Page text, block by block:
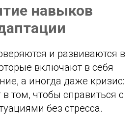
навыков
и развиваются в
включают в себя
а иногда даже кризис:
в том, чтобы справиться с
без стресса.